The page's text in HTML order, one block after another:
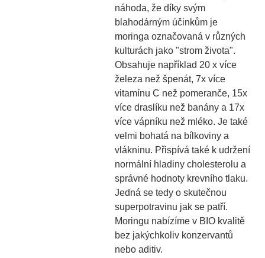
náhoda, že díky svým
blahodárným účinkům je
moringa označovaná v různých
kulturách jako "strom života".
Obsahuje například 20 x více
železa než špenát, 7x více
vitamínu C než pomeranče, 15x
více draslíku než banány a 17x
více vápníku než mléko. Je také
velmi bohatá na bílkoviny a
vlákninu. Přispívá také k udržení
normální hladiny cholesterolu a
správné hodnoty krevního tlaku.
Jedná se tedy o skutečnou
superpotravinu jak se patří.
Moringu nabízíme v BIO kvalitě
bez jakýchkoliv konzervantů
nebo aditiv.